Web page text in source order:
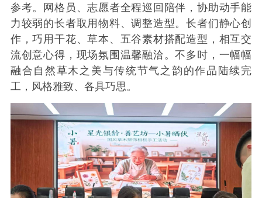
参考。网格员、志愿者全程巡回陪伴，协助动手能
力较弱的长者取用物料、调整造型。长者们静心创
作，巧用干花、草本、五谷素材搭配造型，相互交
流创意心得，现场氛围温馨融洽。不多时，一幅幅
融合自然草木之美与传统节气之韵的作品陆续完
工，风格雅致、各具巧思。